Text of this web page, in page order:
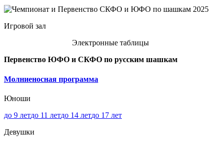
Игровой зал
Электронные таблицы
Первенство ЮФО и СКФО по русским шашкам
Молниеносная программа
Юноши
до 9 летдо 11 летдо 14 летдо 17 лет
Девушки